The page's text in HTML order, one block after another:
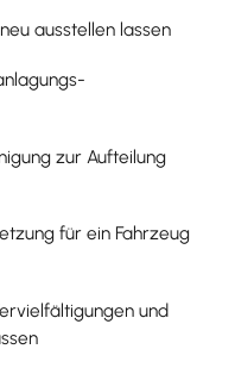
ausstellen lassen
zur Aufteilung
für ein Fahrzeug
und